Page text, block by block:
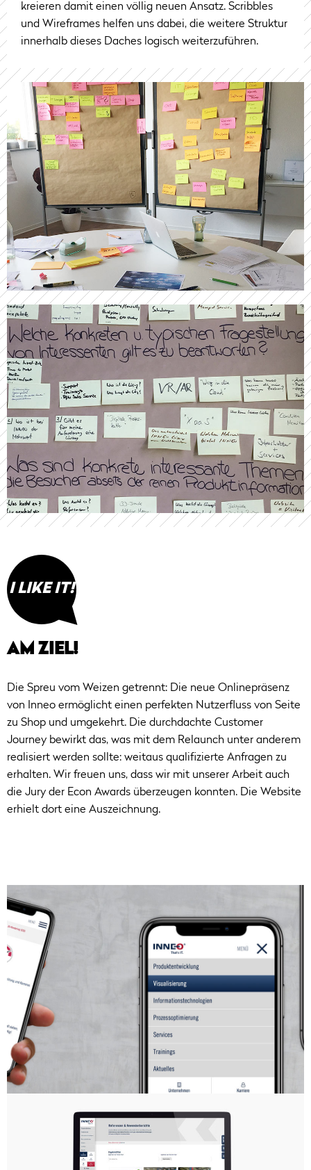
kreieren damit einen völlig neuen Ansatz. Scribbles
und Wireframes helfen uns dabei, die weitere Struktur
innerhalb dieses Daches logisch weiterzuführen.
I LIKE IT!
AM ZIEL!
Die Spreu vom Weizen getrennt: Die neue Onlinepräsenz
von Inneo ermöglicht einen perfekten Nutzerfluss von Seite
zu Shop und umgekehrt. Die durchdachte Customer
Journey bewirkt das, was mit dem Relaunch unter anderem
realisiert werden sollte: weitaus qualifizierte Anfragen zu
erhalten. Wir freuen uns, dass wir mit unserer Arbeit auch
die Jury der Econ Awards überzeugen konnten. Die Website
erhielt dort eine Auszeichnung.